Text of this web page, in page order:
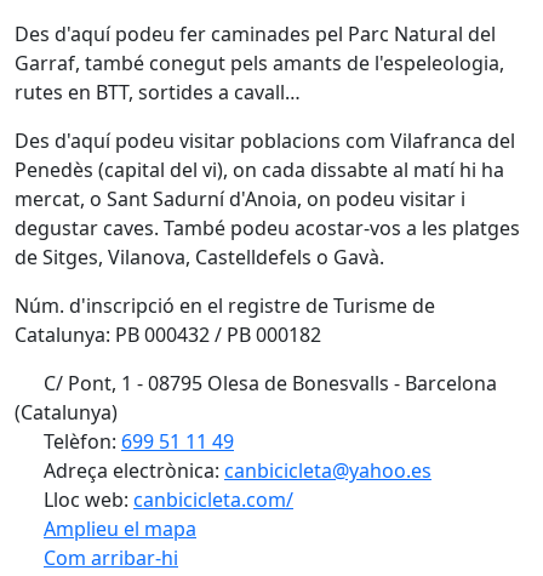
Des d'aquí podeu fer caminades pel Parc Natural del
Garraf, també conegut pels amants de l'espeleologia,
rutes en BTT, sortides a cavall…
Des d'aquí podeu visitar poblacions com Vilafranca del
Penedès (capital del vi), on cada dissabte al matí hi ha
mercat, o Sant Sadurní d'Anoia, on podeu visitar i
degustar caves. També podeu acostar-vos a les platges
de Sitges, Vilanova, Castelldefels o Gavà.
Núm. d'inscripció en el registre de Turisme de
Catalunya: PB 000432 / PB 000182
C/ Pont, 1 - 08795 Olesa de Bonesvalls - Barcelona
(Catalunya)
Telèfon: 699 51 11 49
Adreça electrònica: canbicicleta@yahoo.es
Lloc web: canbicicleta.com/
Amplieu el mapa
Com arribar-hi